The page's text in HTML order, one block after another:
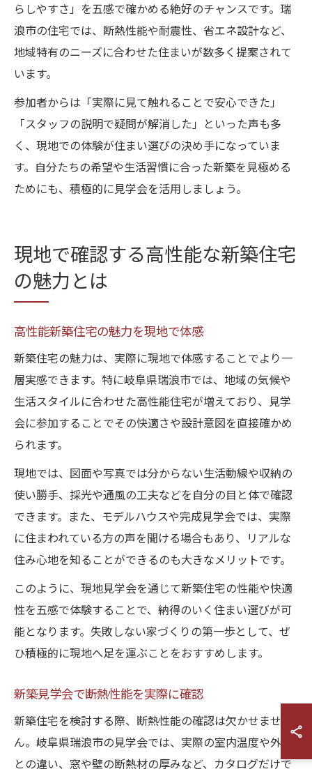
らしやすさ」を五感で確かめる絶好のチャンスです。瑞
浪市の住宅では、断熱性能や耐震性、省エネ設計など、
地域特有のニーズに合わせた住まいが数多く提案されて
います。
参加者からは「実際に見て触れることで安心できた」
「スタッフの説明で疑問が解消した」といった声も多
く、現地での体験が住まい選びの決め手になっていま
す。自分たちの希望や生活習慣に合った新築を見極める
ためにも、積極的に見学会を活用しましょう。
現地で確認する高性能な新築住宅
の魅力とは
高性能新築住宅の魅力を現地で体感
新築住宅の魅力は、実際に現地で体感することでより一
層実感できます。特に岐阜県瑞浪市では、地域の気候や
生活スタイルに合わせた高性能住宅が増えており、見学
会に参加することでその快適さや設計意図を直接確かめ
られます。
現地では、図面や写真では分からない生活動線や収納の
使い勝手、採光や通風の工夫などを自分の目と体で確認
できます。また、モデルハウスや完成見学会では、実際
に住まわれている方の声を聞ける場合もあり、リアルな
住み心地を知ることができるのも大きなメリットです。
このように、現地見学会を通じて新築住宅の性能や快適
性を五感で体験することで、納得のいく住まい選びが可
能となります。失敗しない家づくりの第一歩として、ぜ
ひ積極的に現地へ足を運ぶことをおすすめします。
新築見学会で断熱性能を実際に確認
新築住宅を検討する際、断熱性能の確認は欠かせませ
ん。岐阜県瑞浪市の見学会では、実際の室内温度や外気
との違い、窓や壁の断熱材の厚みなど、カタログだけで